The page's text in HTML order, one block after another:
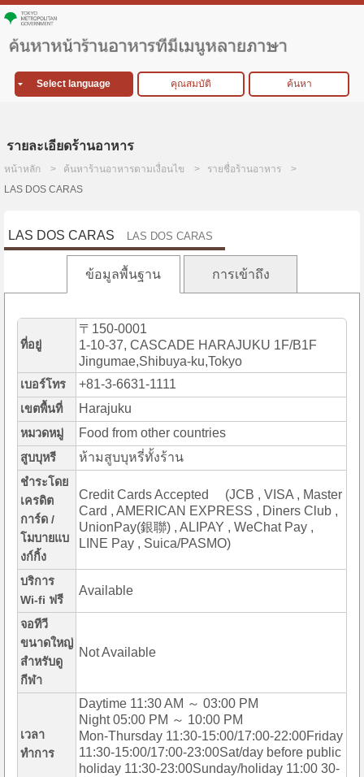
Select language คุณสมบัติ ค้นหา
รายละเอียดร้านอาหาร
หน้าหลัก ค้นหาร้านอาหารตามเงื่อนไข
รายชื่อร้านอาหาร
LAS DOS CARAS
LAS DOS CARAS LAS DOS CARAS
ข้อมูลพื้นฐาน การเข้าถึง
ที่อยู่
〒150-0001
1-10-37, CASCADE HARAJUKU 1F/B1F
Jingumae,Shibuya-ku,Tokyo
เบอร์โทร +81-3-6631-1111
เขตพื้นที่ Harajuku
หมวดหมู่ Food from other countries
สูบบุหรี ห้ามสูบบุหรี่ทั้งร้าน
ชำระโดย
เครดิต
การ์ด /
โมบายแบ
งก์กิ้ง
Credit Cards Accepted (JCB , VISA , Master
Card , AMERICAN EXPRESS , Diners Club ,
UnionPay(銀聯) , ALIPAY , WeChat Pay ,
LINE Pay , Suica/PASMO)
บริการ
Wi-fi ฟรี
Available
จอทีวี
ขนาดใหญ่
สำหรับดู
กีฬา
Not Available
เวลา
ทำการ
Daytime 11:30 AM ～ 03:00 PM
Night 05:00 PM ～ 10:00 PM
Mon-Thursday 11:30-15:00/17:00-22:00Friday
11:30-15:00/17:00-23:00Sat/day before public
holiday 11:30-23:00Sunday/holiday 11:00 30-